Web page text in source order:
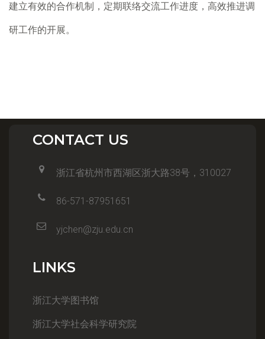
建立有效的合作机制，定期联络交流工作进度，高效推进调
研工作的开展。
CONTACT US
浙江省杭州市西湖区浙大路38号，310027
86-571-87951651
yjchen@zju.edu.cn
LINKS
浙江大学图书馆
浙江大学社会科学研究院